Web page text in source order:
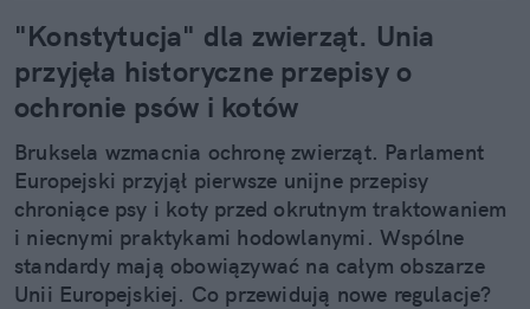
"Konstytucja" dla zwierząt. Unia
przyjęła historyczne przepisy o
ochronie psów i kotów
Bruksela wzmacnia ochronę zwierząt. Parlament
Europejski przyjął pierwsze unijne przepisy
chroniące psy i koty przed okrutnym traktowaniem
i niecnymi praktykami hodowlanymi. Wspólne
standardy mają obowiązywać na całym obszarze
Unii Europejskiej. Co przewidują nowe regulacje?